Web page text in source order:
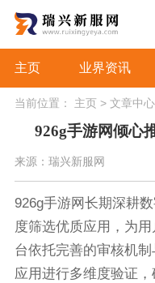
主页 业界资讯
当前位置： 主页> 文章中心
926g手游网倾心
来源：瑞兴新服网
926g手游网长期深耕
度筛选优质应用，为
台依托完善的审核机
应用进行多维度验证